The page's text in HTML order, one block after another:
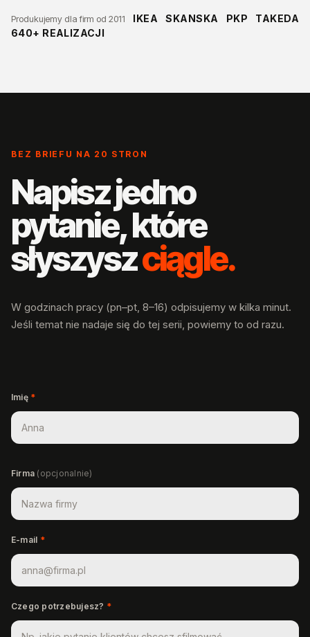
Produkujemy dla firm od 2011 IKEA SKANSKA PKP
TAKEDA
640+ REALIZACJI
BEZ BRIEFU NA 20 STRON
Napisz jedno
pytanie, które
słyszyszciągle.
W godzinach pracy (pn–pt, 8–16) odpisujemy w kilka minut.
Jeśli temat nie nadaje się do tej serii, powiemy to od razu.
Imię *
Firma (opcjonalnie)
E-mail *
Czego potrzebujesz? *